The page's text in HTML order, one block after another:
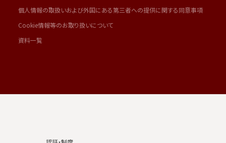
個人情報の取扱いおよび外国にある第三者への提供に関する同意事項
Cookie情報等のお取り扱いについて
資料一覧